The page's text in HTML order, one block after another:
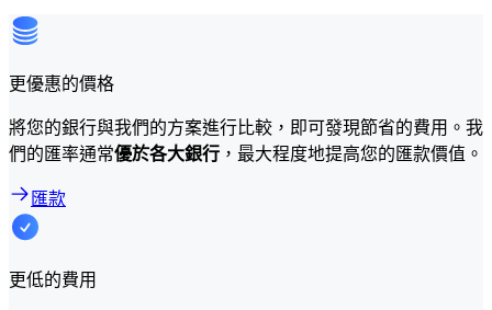
更優惠的價格
將您的銀行與我們的方案進行比較，即可發現節省的費用。我
們的匯率通常優於各大銀行 ，最大程度地提高您的匯款價值。
匯款
更低的費用